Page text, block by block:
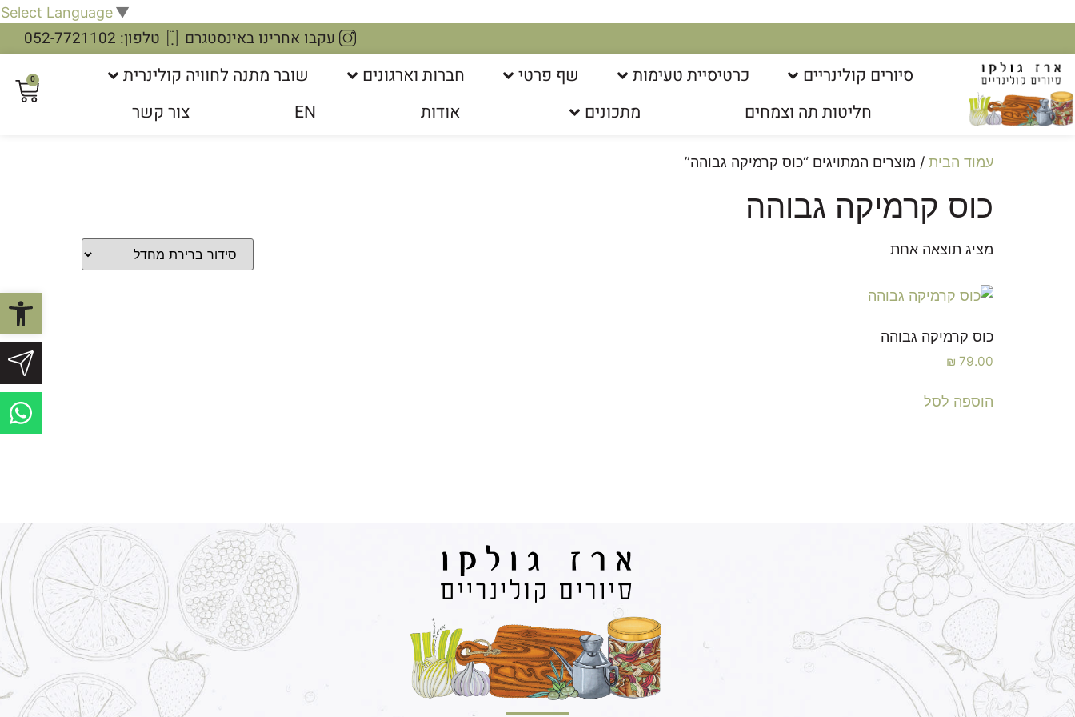
פתח
Select Language▼
עקבו אחרינו באינסטגרם טלפון: 052-7721102
סיורים קולינריים​ כרטיסיית טעימות שף פרטי חברות וארגונים
שובר מתנה לחוויה קולינרית
חליטות תה וצמחים
מתכונים אודות EN צור קשר
0
עמוד הבית / מוצרים המתויגים “כוס קרמיקה גבוהה”
כוס קרמיקה גבוהה
מציג תוצאה אחת
כוס קרמיקה גבוהה
₪ 79.00
הוספה לסל